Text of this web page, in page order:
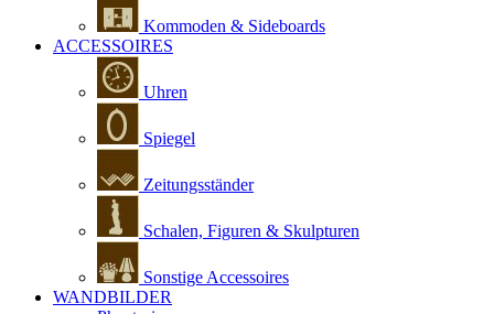
Kommoden & Sideboards
ACCESSOIRES
Uhren
Spiegel
Zeitungsständer
Schalen, Figuren & Skulpturen
Sonstige Accessoires
WANDBILDER